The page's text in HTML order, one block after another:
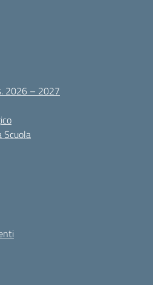
2026 – 2027
Scuola